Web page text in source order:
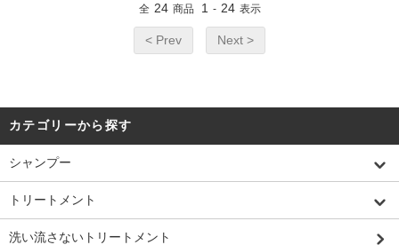
全 24 商品 1 - 24 表示
< Prev Next >
カテゴリーから探す
シャンプー
トリートメント
洗い流さないトリートメント